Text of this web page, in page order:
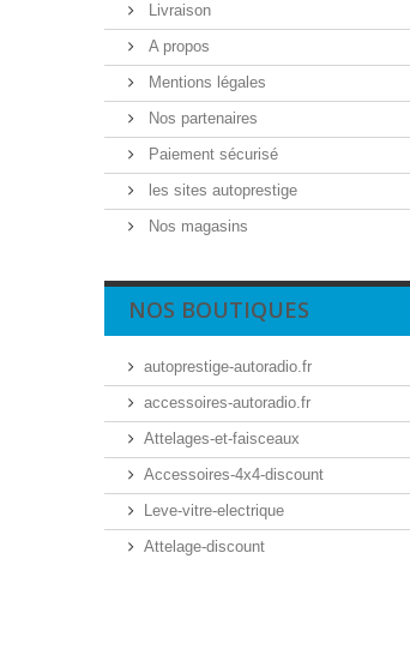
Livraison
A propos
Mentions légales
Nos partenaires
Paiement sécurisé
les sites autoprestige
Nos magasins
NOS BOUTIQUES
autoprestige-autoradio.fr
accessoires-autoradio.fr
Attelages-et-faisceaux
Accessoires-4x4-discount
Leve-vitre-electrique
Attelage-discount